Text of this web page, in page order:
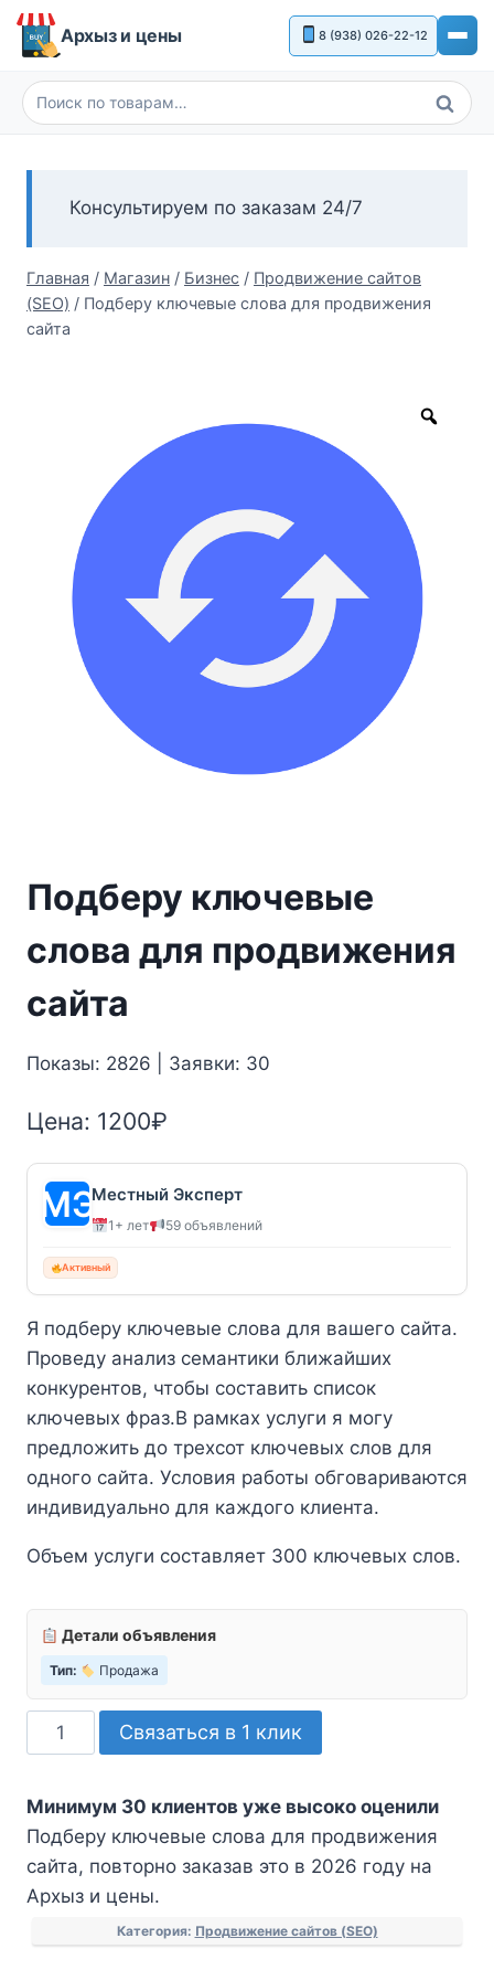
Перейти
Архыз и цены 8 (938) 026-22-12
Искать:
Поиск
Консультируем по заказам 24/7
Главная / Магазин / Бизнес / Продвижение сайтов
(SEO) / Подберу ключевые слова для продвижения
сайта
Подберу ключевые
слова для продвижения
сайта
Показы: 2826 | Заявки: 30
Цена: 1200₽
Местный Эксперт
1+ лет 59 объявлений
Активный
Я подберу ключевые слова для вашего сайта.
Проведу анализ семантики ближайших
конкурентов, чтобы составить список
ключевых фраз.В рамках услуги я могу
предложить до трехсот ключевых слов для
одного сайта. Условия работы обговариваются
индивидуально для каждого клиента.
Объем услуги составляет 300 ключевых слов.
Детали объявления
Тип: Продажа
Количество
товара
ключевые
слова
для
продвижения
Связаться в 1 клик
Минимум 30 клиентов уже высоко оценили
Подберу ключевые слова для продвижения
сайта, повторно заказав это в 2026 году на
Архыз и цены.
Категория: Продвижение сайтов (SEO)